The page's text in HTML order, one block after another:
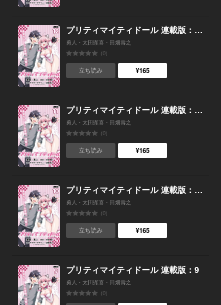
プリティマイティドール 連載版：12
勇人・太田顕喜・田畑壽之
(0)
立ち読み ¥165
プリティマイティドール 連載版：11
勇人・太田顕喜・田畑壽之
(0)
立ち読み ¥165
プリティマイティドール 連載版：10
勇人・太田顕喜・田畑壽之
(0)
立ち読み ¥165
プリティマイティドール 連載版：9
勇人・太田顕喜・田畑壽之
(0)